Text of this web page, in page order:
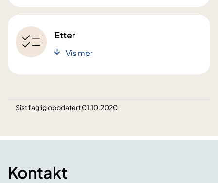
Etter
Vis mer
Sist faglig oppdatert 01.10.2020
Kontakt